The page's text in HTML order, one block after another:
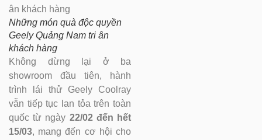
Những món quà độc quyền
Geely Quảng Nam tri ân
khách hàng
Không dừng lại ở ba
showroom đầu tiên, hành
trình lái thử Geely Coolray
vẫn tiếp tục lan tỏa trên toàn
quốc từ ngày 22/02 đến hết
15/03, mang đến cơ hội cho